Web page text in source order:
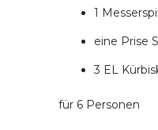
1
eine Prise
3 EL
für 6 Personen